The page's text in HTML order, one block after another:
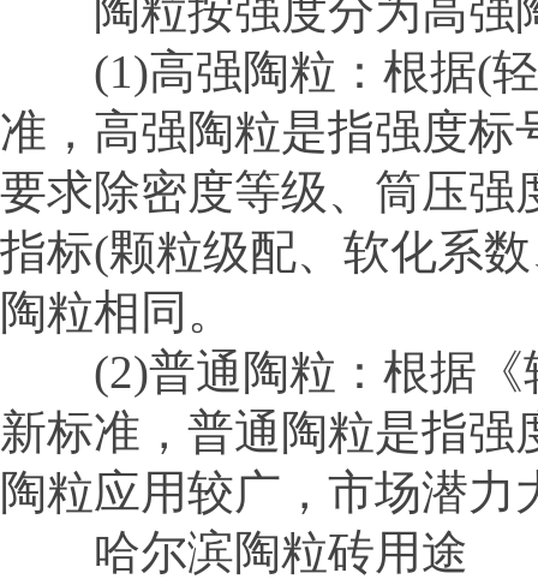
陶粒按强度分为高强
(1)高强陶粒：根据(轻
准，高强陶粒是指强度标
要求除密度等级、筒压强
指标(颗粒级配、软化系
陶粒相同。
(2)普通陶粒：根据《
新标准，普通陶粒是指强
陶粒应用较广，市场潜力
哈尔滨陶粒砖用途